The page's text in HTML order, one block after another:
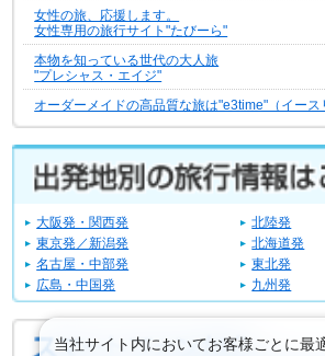
女性の旅、応援します。
女性専用の旅行サイト"たびーら"
本物を知っている世代の大人旅
"プレシャス・エイジ"
オーダーメイドの高品質な旅は"e3time"（イース
大阪発・関西発
北陸発
東京発／新潟発
北海道発
名古屋・中部発
東北発
広島・中国発
九州発
当社サイト内においてお客様ごとに最